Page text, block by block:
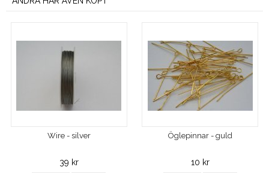
Wire - silver
39 kr
Öglepinnar - guld
10 kr